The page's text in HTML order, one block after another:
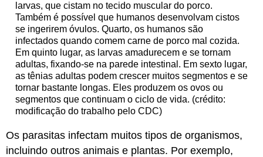
larvas, que cistam no tecido muscular do porco.
Também é possível que humanos desenvolvam cistos
se ingerirem óvulos. Quarto, os humanos são
infectados quando comem carne de porco mal cozida.
Em quinto lugar, as larvas amadurecem e se tornam
adultas, fixando-se na parede intestinal. Em sexto lugar,
as tênias adultas podem crescer muitos segmentos e se
tornar bastante longas. Eles produzem os ovos ou
segmentos que continuam o ciclo de vida. (crédito:
modificação do trabalho pelo CDC)
Os parasitas infectam muitos tipos de organismos,
incluindo outros animais e plantas. Por exemplo,